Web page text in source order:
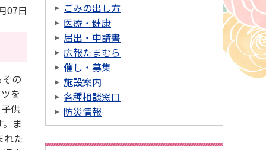
07日
の
を
供
ま
れた
ごみの出し方
医療・健康
届出・申請書
広報たまむら
催し・募集
施設案内
各種相談窓口
防災情報